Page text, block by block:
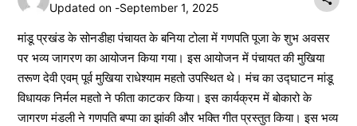
Updated on -September 1, 2025
मांडू प्रखंड के सोनडीहा पंचायत के बनिया टोला में गणपति पूजा के शुभ अवसर
पर भव्य जागरण का आयोजन किया गया। इस आयोजन में पंचायत की मुखिया
तरूण देवी एवम् पूर्व मुखिया राधेश्याम महतो उपस्थित थे। मंच का उद्घाटन मांडू
विधायक निर्मल महतो ने फीता काटकर किया। इस कार्यक्रम में बोकारो के
जागरण मंडली ने गणपति बप्पा का झांकी और भक्ति गीत प्रस्तुत किया। इस भव्य